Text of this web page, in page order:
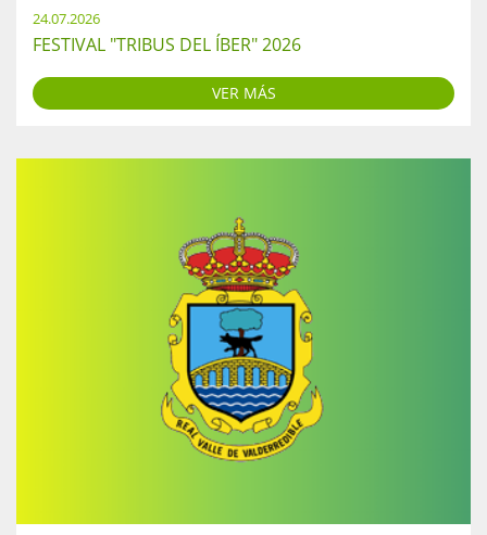
24.07.2026
FESTIVAL "TRIBUS DEL ÍBER" 2026
VER MÁS